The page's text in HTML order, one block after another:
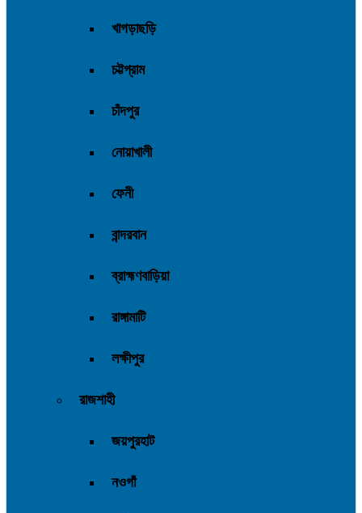
খাগড়াছড়ি
চট্টগ্রাম
চাঁদপুর
নোয়াখালী
ফেনী
বান্দরবান
ব্রাহ্মণবাড়িয়া
রাঙ্গামাটি
লক্ষীপুর
রাজশাহী
জয়পুরহাট
নওগাঁ